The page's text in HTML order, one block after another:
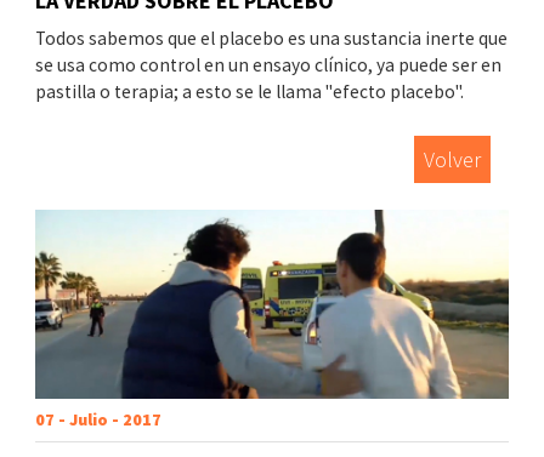
Todos sabemos que el placebo es una sustancia inerte que
se usa como control en un ensayo clínico, ya puede ser en
pastilla o terapia; a esto se le llama "efecto placebo".
Volver
07 - Julio - 2017